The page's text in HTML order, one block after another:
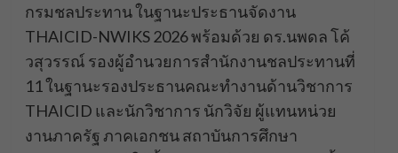
กรมชลประทาน ในฐานะประธานจัดงาน
THAICID-NWIKS 2026 พร้อมด้วย ดร.นพดล โค้
วสุวรรณ์ รองผู้อำนวยการสำนักงานชลประทานที่
11 ในฐานะรองประธานคณะทำงานด้านวิชาการ
THAICID และนักวิชาการ นักวิจัย ผู้แทนหน่วย
งานภาครัฐ ภาคเอกชน สถาบันการศึกษา